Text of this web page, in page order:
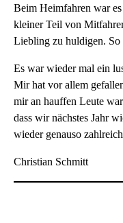
Beim Heimfahren war
kleiner Teil von
Liebling zu huldigen. So
Es war wieder mal ein
Mir hat vor allem
mir an hauffen Leute
dass wir nächstes Jahr
wieder genauso
Christian Schmitt